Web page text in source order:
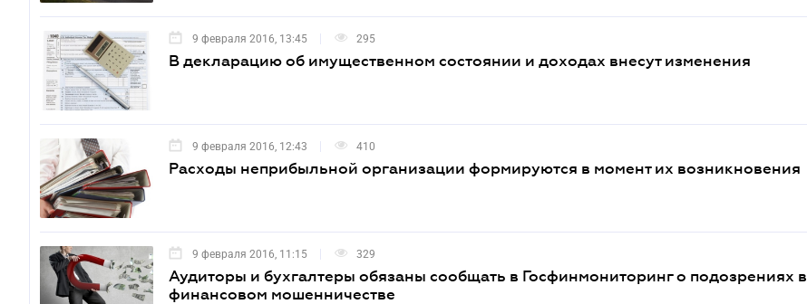
9 февраля 2016, 13:45 295
В декларацию об имущественном состоянии и доходах внесут изменения
9 февраля 2016, 12:43 410
Расходы неприбыльной организации формируются в момент их возникновения
9 февраля 2016, 11:15 329
Аудиторы и бухгалтеры обязаны сообщать в Госфинмониторинг о подозрениях в
финансовом мошенничестве